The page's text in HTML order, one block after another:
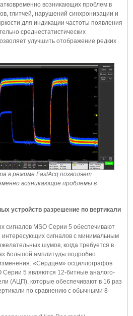
возникающих проблем в
глитчей, нарушений синхронизации и
для индикации частоты появления
среднестатистических
улучшить отображение редких
в режиме FastAcq позволяет
возникающие проблемы в
устройств разрешение по вертикали
MSO Серии 5 обеспечивают
интересующих сигналов с минимальным
шумов, когда требуется в
большой амплитуды подробно
«Сердцем» осциллографов
Серии 5 являются 12-битные аналого-
(АЦП), которые обеспечивают в 16 раз
по сравнению с обычными 8-